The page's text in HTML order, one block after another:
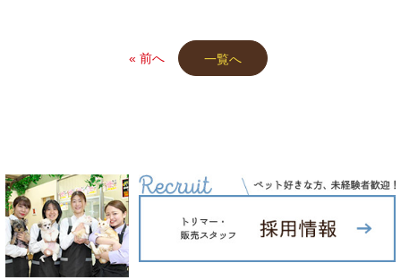
« 前へ 一覧へ